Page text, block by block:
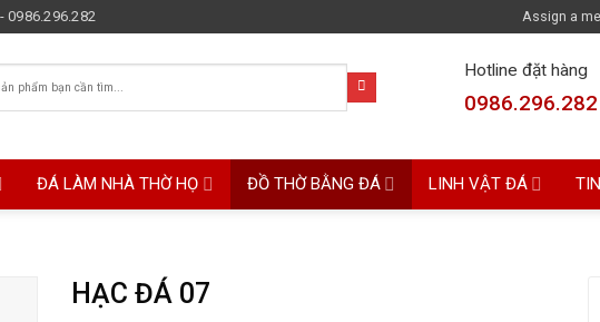
0986.296.282 Assign a
Hotline đặt hàng
ĐÁ LÀM NHÀ THỜ HỌ ĐỒ THỜ BẰNG ĐÁ LINH VẬT ĐÁ
HẠC ĐÁ 07